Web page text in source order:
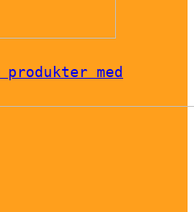
produkter med